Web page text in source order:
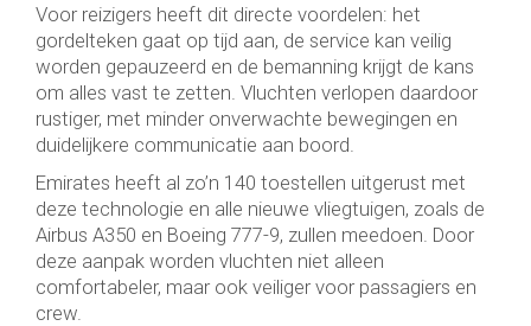
Voor reizigers heeft dit directe voordelen: het
gordelteken gaat op tijd aan, de service kan veilig
worden gepauzeerd en de bemanning krijgt de kans
om alles vast te zetten. Vluchten verlopen daardoor
rustiger, met minder onverwachte bewegingen en
duidelijkere communicatie aan boord.
Emirates heeft al zo’n 140 toestellen uitgerust met
deze technologie en alle nieuwe vliegtuigen, zoals de
Airbus A350 en Boeing 777-9, zullen meedoen. Door
deze aanpak worden vluchten niet alleen
comfortabeler, maar ook veiliger voor passagiers en
crew.